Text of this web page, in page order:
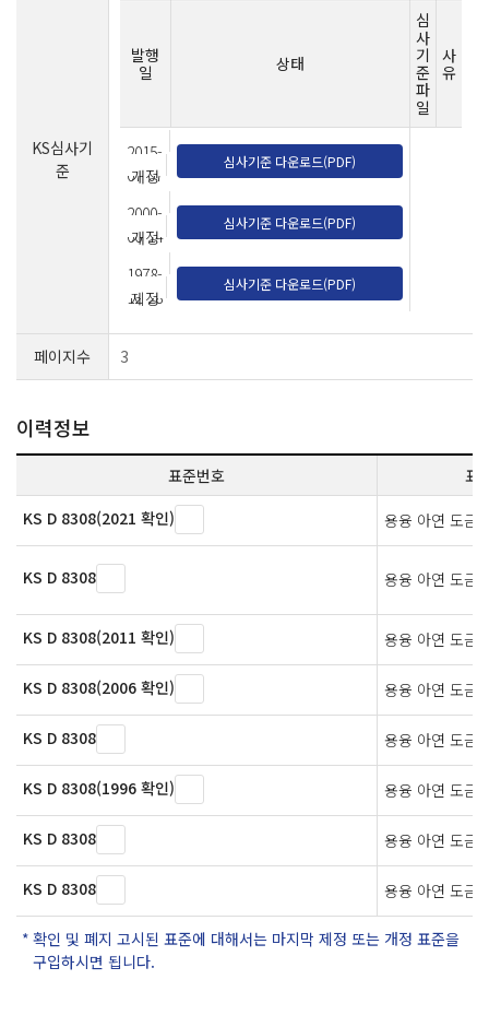
KS심사기
준
발행
일
상태
심
사
기
준
파
일
사
유
2015-
07-07
개정
심사기준 다운로드(PDF)
2000-
06-14
개정
심사기준 다운로드(PDF)
1978-
12-28
제정
심사기준 다운로드(PDF)
페이지수 3
이력정보
표준번호
표
KS D 8308(2021 확인)
용융 아연 도금
KS D 8308 용융 아연 도금
KS D 8308(2011 확인) 용융 아연 도금
KS D 8308(2006 확인) 용융 아연 도금
KS D 8308 용융 아연 도금
KS D 8308(1996 확인) 용융 아연 도금
KS D 8308 용융 아연 도금
KS D 8308 용융 아연 도금
확인 및 폐지 고시된 표준에 대해서는 마지막 제정 또는 개정 표준을
구입하시면 됩니다.